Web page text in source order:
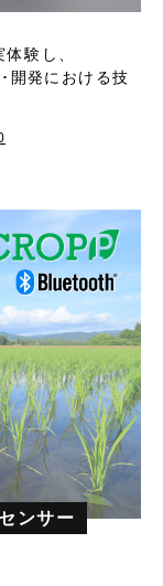
験し、
開発における技
ンサー